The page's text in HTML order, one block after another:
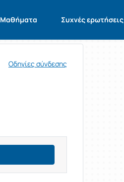
Μαθήματα Συχνές ερωτήσεις
Οδηγίες σύνδεσης